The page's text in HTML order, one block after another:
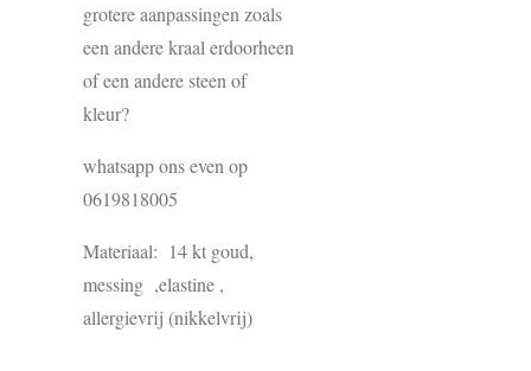
grotere aanpassingen zoals
een andere kraal erdoorheen
of een andere steen of
kleur?
whatsapp ons even op
0619818005
Materiaal: 14 kt goud,
messing ,elastine ,
allergievrij (nikkelvrij)